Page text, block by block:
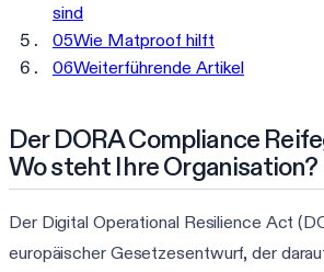
sind
05Wie Matproof hilft
06Weiterführende Artikel
Der DORA Compliance
Wo steht Ihre Organisation?
Der Digital Operational Resilience Act
europäischer Gesetzesentwurf, der